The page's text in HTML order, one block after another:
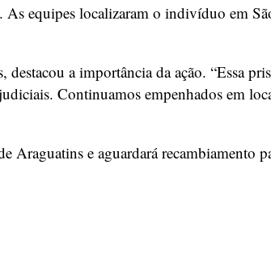
equipes localizaram o indivíduo em
a importância da ação. “Essa
Continuamos empenhados em
e aguardará recambiamento